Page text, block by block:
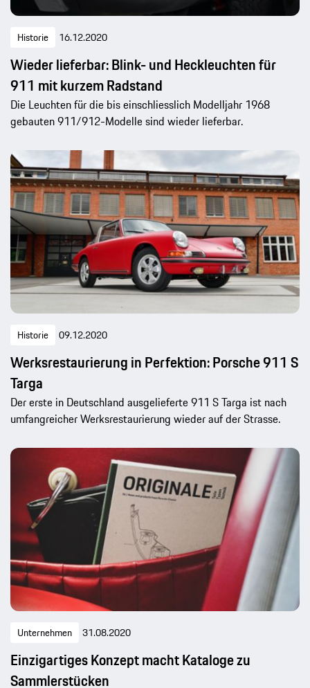
Historie 16.12.2020
Wieder lieferbar: Blink- und Heckleuchten für
911 mit kurzem Radstand
Die Leuchten für die bis einschliesslich Modelljahr 1968
gebauten 911/912-Modelle sind wieder lieferbar.
Historie 09.12.2020
Werksrestaurierung in Perfektion: Porsche 911 S
Targa
Der erste in Deutschland ausgelieferte 911 S Targa ist nach
umfangreicher Werksrestaurierung wieder auf der Strasse.
Unternehmen 31.08.2020
Einzigartiges Konzept macht Kataloge zu
Sammlerstücken